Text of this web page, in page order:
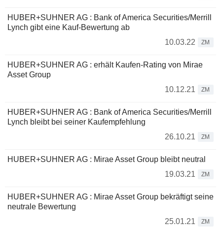
HUBER+SUHNER AG : Bank of America Securities/Merrill
Lynch gibt eine Kauf-Bewertung ab
10.03.22
ZM
HUBER+SUHNER AG : erhält Kaufen-Rating von Mirae
Asset Group
10.12.21
ZM
HUBER+SUHNER AG : Bank of America Securities/Merrill
Lynch bleibt bei seiner Kaufempfehlung
26.10.21
ZM
HUBER+SUHNER AG : Mirae Asset Group bleibt neutral
19.03.21
ZM
HUBER+SUHNER AG : Mirae Asset Group bekräftigt seine
neutrale Bewertung
25.01.21
ZM